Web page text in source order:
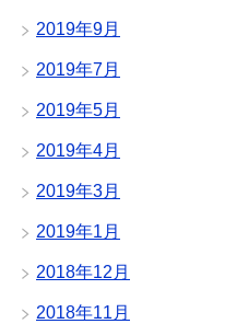
2019年9月
2019年7月
2019年5月
2019年4月
2019年3月
2019年1月
2018年12月
2018年11月